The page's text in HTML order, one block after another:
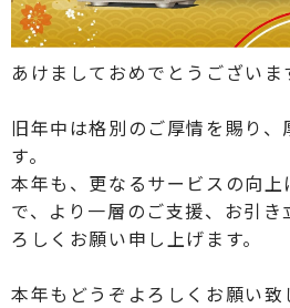
あけましておめでとうございま
旧年中は格別のご厚情を賜り
す。
本年も、更なるサービスの向
で、より一層のご支援、お引
ろしくお願い申し上げます。
本年もどうぞよろしくお願い致